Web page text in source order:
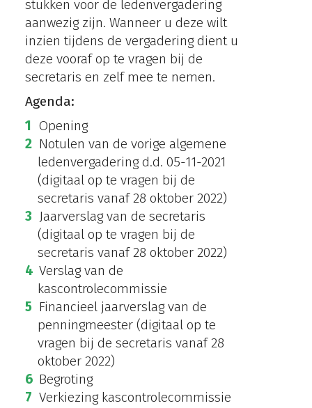
stukken voor de ledenvergadering
aanwezig zijn. Wanneer u deze wilt
inzien tijdens de vergadering dient u
deze vooraf op te vragen bij de
secretaris en zelf mee te nemen.
Agenda:
Opening
Notulen van de vorige algemene
ledenvergadering d.d. 05-11-2021
(digitaal op te vragen bij de
secretaris vanaf 28 oktober 2022)
Jaarverslag van de secretaris
(digitaal op te vragen bij de
secretaris vanaf 28 oktober 2022)
Verslag van de
kascontrolecommissie
Financieel jaarverslag van de
penningmeester (digitaal op te
vragen bij de secretaris vanaf 28
oktober 2022)
Begroting
Verkiezing kascontrolecommissie